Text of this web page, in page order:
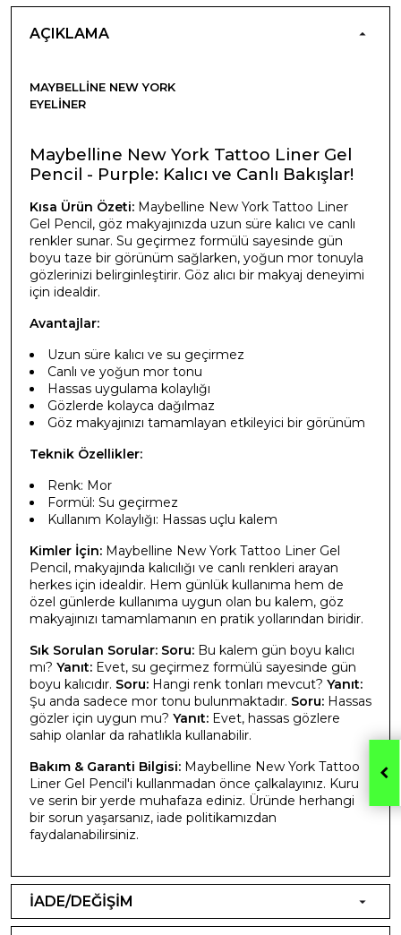
AÇIKLAMA
MAYBELLINE NEW YORK
EYELINER
Maybelline New York Tattoo Liner Gel
Pencil - Purple: Kalıcı ve Canlı Bakışlar!
Kısa Ürün Özeti: Maybelline New York Tattoo Liner
Gel Pencil, göz makyajınızda uzun süre kalıcı ve canlı
renkler sunar. Su geçirmez formülü sayesinde gün
boyu taze bir görünüm sağlarken, yoğun mor tonuyla
gözlerinizi belirginleştirir. Göz alıcı bir makyaj deneyimi
için idealdir.
Avantajlar:
Uzun süre kalıcı ve su geçirmez
Canlı ve yoğun mor tonu
Hassas uygulama kolaylığı
Gözlerde kolayca dağılmaz
Göz makyajınızı tamamlayan etkileyici bir görünüm
Teknik Özellikler:
Renk: Mor
Formül: Su geçirmez
Kullanım Kolaylığı: Hassas uçlu kalem
Kimler İçin: Maybelline New York Tattoo Liner Gel
Pencil, makyajında kalıcılığı ve canlı renkleri arayan
herkes için idealdir. Hem günlük kullanıma hem de
özel günlerde kullanıma uygun olan bu kalem, göz
makyajınızı tamamlamanın en pratik yollarından biridir.
Sık Sorulan Sorular: Soru: Bu kalem gün boyu kalıcı
mı? Yanıt: Evet, su geçirmez formülü sayesinde gün
boyu kalıcıdır. Soru: Hangi renk tonları mevcut? Yanıt:
Şu anda sadece mor tonu bulunmaktadır. Soru: Hassas
gözler için uygun mu? Yanıt: Evet, hassas gözlere
sahip olanlar da rahatlıkla kullanabilir.
Bakım & Garanti Bilgisi: Maybelline New York Tattoo
Liner Gel Pencil'i kullanmadan önce çalkalayınız. Kuru
ve serin bir yerde muhafaza ediniz. Üründe herhangi
bir sorun yaşarsanız, iade politikamızdan
faydalanabilirsiniz.
İADE/DEĞİŞİM